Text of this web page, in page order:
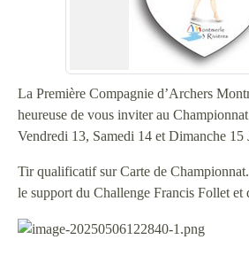
La Première Compagnie d’Archers
heureuse de vous inviter au
Vendredi 13, Samedi 14 et Dimanche 15
Tir qualificatif sur Carte de
le support du Challenge Francis Follet et